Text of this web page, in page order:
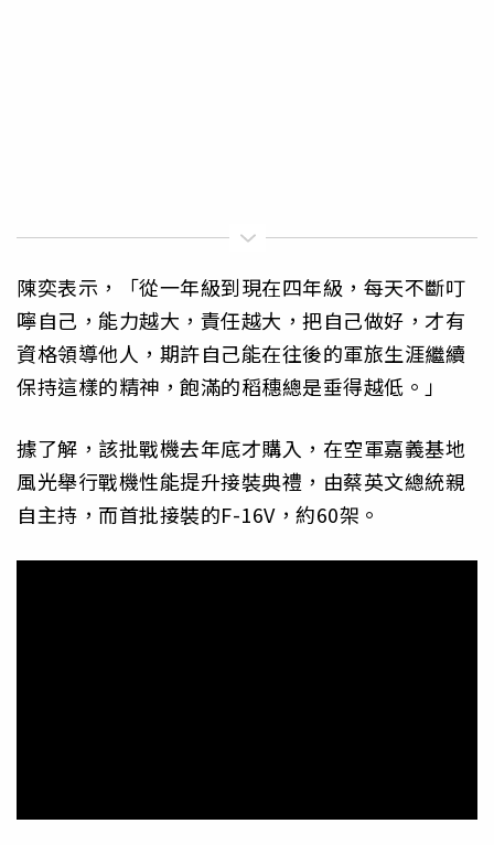
陳奕表示，「從一年級到現在四年級，每天不斷叮
嚀自己，能力越大，責任越大，把自己做好，才有
資格領導他人，期許自己能在往後的軍旅生涯繼續
保持這樣的精神，飽滿的稻穗總是垂得越低。」
據了解，該批戰機去年底才購入，在空軍嘉義基地
風光舉行戰機性能提升接裝典禮，由蔡英文總統親
自主持，而首批接裝的F-16V，約60架。